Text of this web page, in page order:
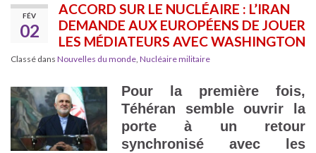
FÉV
02
ACCORD SUR LE NUCLÉAIRE : L’IRAN
DEMANDE AUX EUROPÉENS DE JOUER
LES MÉDIATEURS AVEC WASHINGTON
Classé dans Nouvelles du monde, Nucléaire militaire
Pour la première fois,
Téhéran semble ouvrir la
porte à un retour
synchronisé avec les